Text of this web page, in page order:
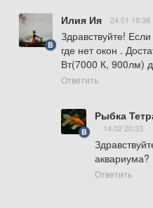
Илия Ия 24.01 18:38
Здравствуйте!
где нет окон .
Вт(7000 К, 900лм)
Ответить
Рыбка
14.02 20:33
Ответить